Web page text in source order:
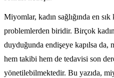
Miyomlar, kadın sağlığında en
problemlerden biridir. Birçok
duyduğunda endişeye kapılsa da,
hem takibi hem de tedavisi son
yönetilebilmektedir. Bu yazıda,